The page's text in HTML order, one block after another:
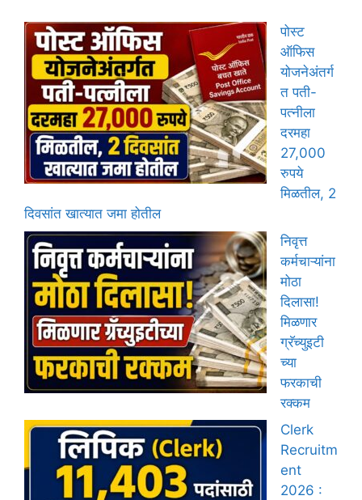
पोस्ट
ऑफिस
योजनेअंतर्ग
त पती-
पत्नीला
दरमहा
27,000
रुपये
मिळतील, 2
दिवसांत खात्यात जमा होतील
निवृत्त
कर्मचाऱ्यांना
मोठा
दिलासा!
मिळणार
ग्रॅच्युइटी
च्या
फरकाची
रक्कम
Clerk
Recruitm
ent
2026 :